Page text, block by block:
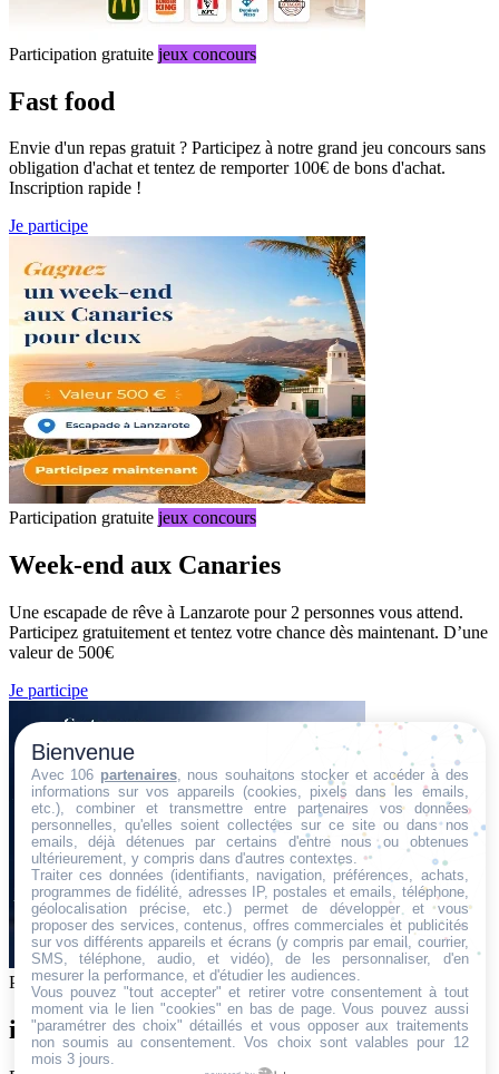
Participation gratuite jeux concours
Fast food
Envie d'un repas gratuit ? Participez à notre grand jeu concours sans
obligation d'achat et tentez de remporter 100€ de bons d'achat.
Inscription rapide !
Je participe
Participation gratuite jeux concours
Week-end aux Canaries
Une escapade de rêve à Lanzarote pour 2 personnes vous attend.
Participez gratuitement et tentez votre chance dès maintenant. D’une
valeur de 500€
Je participe
Participation gratuite jeux concours
iPhone 15
Bienvenue
Avec 106 partenaires, nous souhaitons stocker et accéder à des
informations sur vos appareils (cookies, pixels dans les emails,
etc.), combiner et transmettre entre partenaires vos données
personnelles, qu'elles soient collectées sur ce site ou dans nos
emails, déjà détenues par certains d'entre nous ou obtenues
ultérieurement, y compris dans d'autres contextes.
Traiter ces données (identifiants, navigation, préférences, achats,
programmes de fidélité, adresses IP, postales et emails, téléphone,
géolocalisation précise, etc.) permet de développer et vous
proposer des services, contenus, offres commerciales et publicités
sur vos différents appareils et écrans (y compris par email, courrier,
SMS, téléphone, audio, et vidéo), de les personnaliser, d'en
mesurer la performance, et d'étudier les audiences.
Vous pouvez "tout accepter" et retirer votre consentement à tout
moment via le lien "cookies" en bas de page. Vous pouvez aussi
"paramétrer des choix" détaillés et vous opposer aux traitements
non soumis au consentement. Vos choix sont valables pour 12
mois 3 jours.